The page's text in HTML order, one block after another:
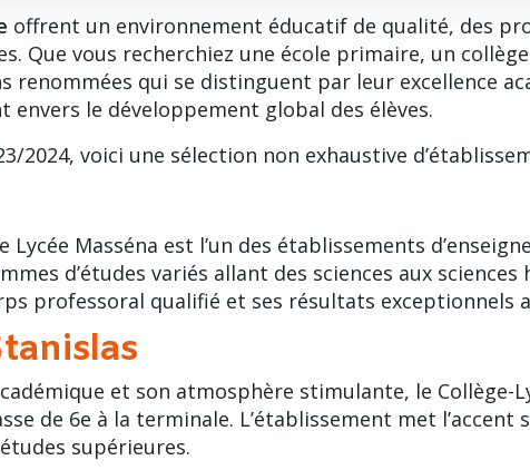
offrent un environnement éducatif de qualité, des
Que vous recherchiez une école primaire, un
renommées qui se distinguent par leur excellence
envers le développement global des élèves.
2024, voici une sélection non exhaustive d’
Masséna est l’un des établissements
d’études variés allant des sciences aux
professoral qualifié et ses résultats exceptionnels
et son atmosphère stimulante, le Collège-
de 6e à la terminale. L’établissement met l’accent
supérieures.